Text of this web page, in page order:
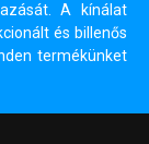
A kínálat
és billenős
termékünket